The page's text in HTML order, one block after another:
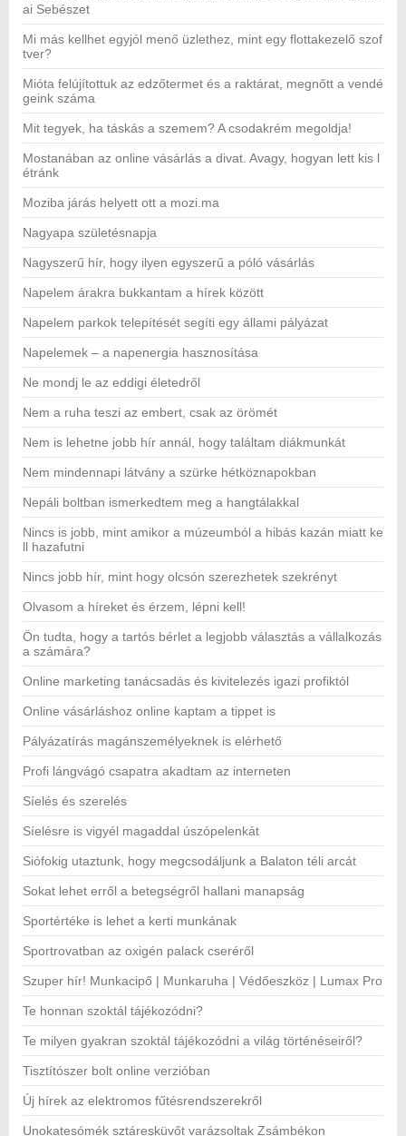
ai Sebészet
Mi más kellhet egyjól menő üzlethez, mint egy flottakezelő szof
tver?
Mióta felújítottuk az edzőtermet és a raktárat, megnőtt a vendé
geink száma
Mit tegyek, ha táskás a szemem? A csodakrém megoldja!
Mostanában az online vásárlás a divat. Avagy, hogyan lett kis l
étránk
Moziba járás helyett ott a mozi.ma
Nagyapa születésnapja
Nagyszerű hír, hogy ilyen egyszerű a póló vásárlás
Napelem árakra bukkantam a hírek között
Napelem parkok telepítését segíti egy állami pályázat
Napelemek – a napenergia hasznosítása
Ne mondj le az eddigi életedről
Nem a ruha teszi az embert, csak az örömét
Nem is lehetne jobb hír annál, hogy találtam diákmunkát
Nem mindennapi látvány a szürke hétköznapokban
Nepáli boltban ismerkedtem meg a hangtálakkal
Nincs is jobb, mint amikor a múzeumból a hibás kazán miatt ke
ll hazafutni
Nincs jobb hír, mint hogy olcsón szerezhetek szekrényt
Olvasom a híreket és érzem, lépni kell!
Ön tudta, hogy a tartós bérlet a legjobb választás a vállalkozás
a számára?
Online marketing tanácsadás és kivitelezés igazi profiktól
Online vásárláshoz online kaptam a tippet is
Pályázatírás magánszemélyeknek is elérhető
Profi lángvágó csapatra akadtam az interneten
Síelés és szerelés
Síelésre is vigyél magaddal úszópelenkát
Siófokig utaztunk, hogy megcsodáljunk a Balaton téli arcát
Sokat lehet erről a betegségről hallani manapság
Sportértéke is lehet a kerti munkának
Sportrovatban az oxigén palack cseréről
Szuper hír! Munkacipő | Munkaruha | Védőeszköz | Lumax Pro
Te honnan szoktál tájékozódni?
Te milyen gyakran szoktál tájékozódni a világ történéseiről?
Tisztítószer bolt online verzióban
Új hírek az elektromos fűtésrendszerekről
Unokatesómék sztáresküvőt varázsoltak Zsámbékon